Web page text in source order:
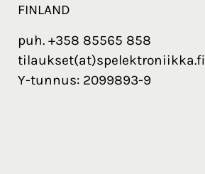
FINLAND
puh. +358 85565 858
tilaukset(at)spelektroniikka.fi
Y-tunnus: 2099893-9